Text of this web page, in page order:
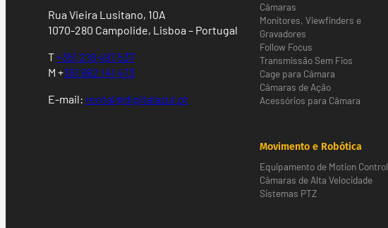
Rua Vieira Lusitano, 10A
1070-280 Campolide, Lisboa – Portugal
T+351 218 497 537
M +351 962 141 473
E-mail: rental@digitalazul.pt
Câmaras
Monitores, Viewfinders e
Gravadores
Follow Focus
Transmissão Sem Fios
Cage para Câmara
Câmaras de Ação
Acessórios para Câmara
Movimento e Robótica
Equipamento de Motion Control
Câmaras de Alta Velocidade
Sistemas PTZ